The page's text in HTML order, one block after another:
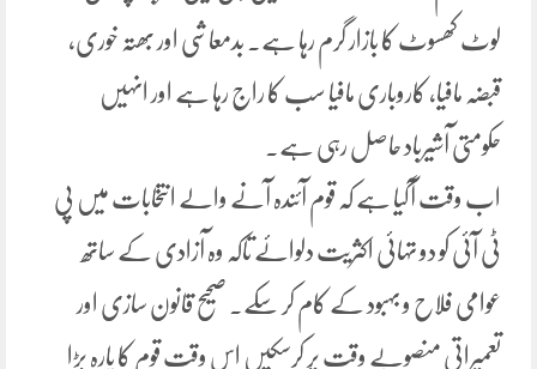
لوٹ کھسوٹ کا بازار گرم رہا ہے۔ بدمعاشی اور بھتہ خوری،
قبضہ مافیا، کاروباری مافیا سب کا راج رہا ہے اور انہیں
حکومتی آشیرباد حاصل رہی ہے۔
اب وقت آگیا ہے کہ قوم آئندہ آنے والے انتخابات میں پی
ٹی آئی کو دو تہائی اکثریت دلوائے تاکہ وہ آزادی کے ساتھ
عوامی فلاح و بہبود کے کام کر سکے۔ صحیح قانون سازی اور
تعمیراتی منصوبے وقت پر کرسکیں اس وقت قوم کا پارہ بڑا